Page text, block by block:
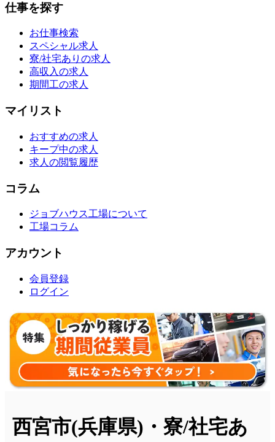
仕事を探す
お仕事検索
スペシャル求人
寮/社宅ありの求人
高収入の求人
期間工の求人
マイリスト
おすすめの求人
キープ中の求人
求人の閲覧履歴
コラム
ジョブハウス工場について
工場コラム
アカウント
会員登録
ログイン
西宮市(兵庫県)・寮/社宅あ